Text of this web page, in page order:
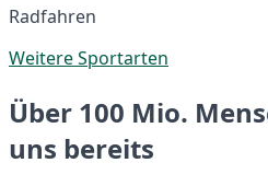
Radfahren
Weitere Sportarten
Über 100 Mio.
uns bereits